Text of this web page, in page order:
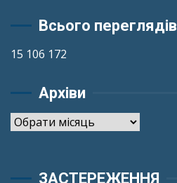
Всього переглядів
15 106 172
Архіви
Архіви
ЗАСТЕРЕЖЕННЯ